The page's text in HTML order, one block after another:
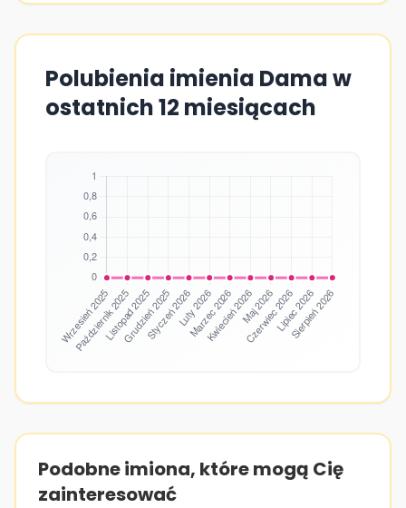
Polubienia imienia Dama w
ostatnich 12 miesiącach
Podobne imiona, które mogą Cię
zainteresować